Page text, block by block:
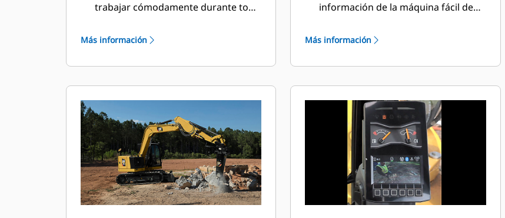
trabajar cómodamente durante todo
Más información
información de la máquina fácil de
Más información